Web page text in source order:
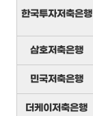
한국투자저축은행
삼호저축은행
민국저축은행
더케이저축은행